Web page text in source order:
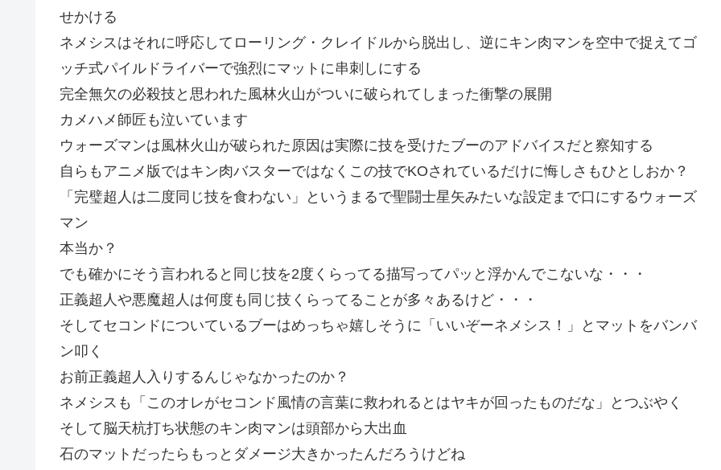
せかける
ネメシスはそれに呼応してローリング・クレイドルから脱出し、逆にキン肉マンを空中で捉えてゴ
ッチ式パイルドライバーで強烈にマットに串刺しにする
完全無欠の必殺技と思われた風林火山がついに破られてしまった衝撃の展開
カメハメ師匠も泣いています
ウォーズマンは風林火山が破られた原因は実際に技を受けたブーのアドバイスだと察知する
自らもアニメ版ではキン肉バスターではなくこの技でKOされているだけに悔しさもひとしおか？
「完璧超人は二度同じ技を食わない」というまるで聖闘士星矢みたいな設定まで口にするウォーズ
マン
本当か？
でも確かにそう言われると同じ技を2度くらってる描写ってパッと浮かんでこないな・・・
正義超人や悪魔超人は何度も同じ技くらってることが多々あるけど・・・
そしてセコンドについているブーはめっちゃ嬉しそうに「いいぞーネメシス！」とマットをバンバ
ン叩く
お前正義超人入りするんじゃなかったのか？
ネメシスも「このオレがセコンド風情の言葉に救われるとはヤキが回ったものだな」とつぶやく
そして脳天杭打ち状態のキン肉マンは頭部から大出血
石のマットだったらもっとダメージ大きかったんだろうけどね